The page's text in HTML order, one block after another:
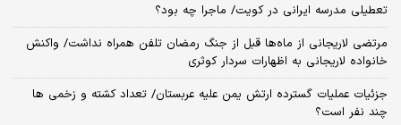
تعطیلی مدرسه ایرانی در کویت/ ماجرا چه بود؟
مرتضی لاریجانی از ماه‌ها قبل از جنگ رمضان تلفن همراه نداشت/ واکنش
خانواده لاریجانی به اظهارات سردار کوثری
جزئیات عملیات گسترده ارتش یمن علیه عربستان/ تعداد کشته و زخمی ها
چند نفر است؟